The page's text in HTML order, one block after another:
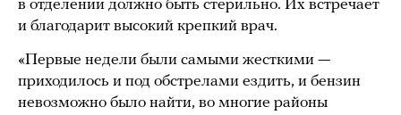
в отделении должно быть стерильно. Их встречает
и благодарит высокий крепкий врач.
«Первые недели были самыми жесткими —
приходилось и под обстрелами ездить, и бензин
невозможно было найти, во многие районы